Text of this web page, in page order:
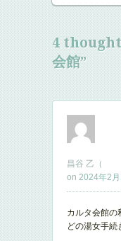
4
会館”
昌谷 乙（
on 2024年2月
カルタ会館の
どの湯女手続